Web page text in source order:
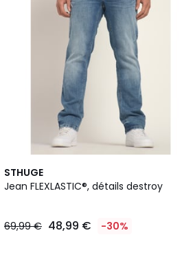
STHUGE
Jean FLEXLASTIC®, détails destroy
69,99 € 48,99 € -30%